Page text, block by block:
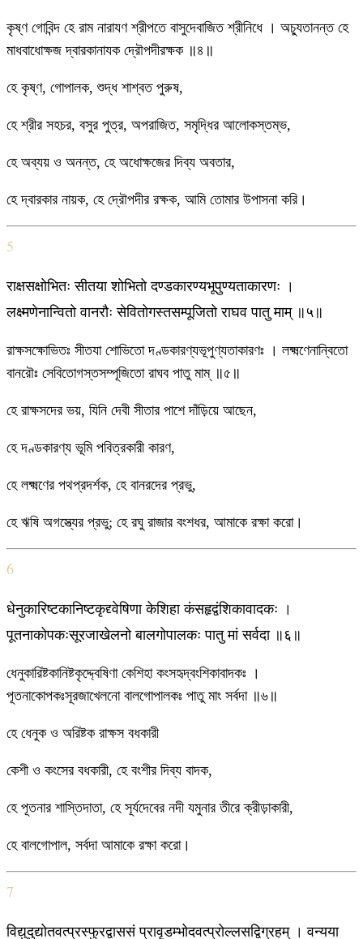
কৃষ্ণ গোবিন্দ হে রাম নারাযণ শ্রীপতে বাসুদেবাজিত শ্রীনিধে । অচ্যুতানন্ত হে
মাধবাধোক্ষজ দ্বারকানাযক দ্রৌপদীরক্ষক ॥৪॥
হে কৃষ্ণ, গোপালক, শুদ্ধ শাশ্বত পুরুষ,
হে শ্রীর সহচর, বসুর পুত্র, অপরাজিত, সমৃদ্ধির আলোকস্তম্ভ,
হে অব্যয় ও অনন্ত, হে অধোক্ষজের দিব্য অবতার,
হে দ্বারকার নায়ক, হে দ্রৌপদীর রক্ষক, আমি তোমার উপাসনা করি।
5
राक्षसक्षोभितः सीतया शोभितो दण्डकारण्यभूपुण्यताकारणः ।
लक्ष्मणेनान्वितो वानरौः सेवितोगस्तसम्पूजितो राघव पातु माम् ॥५॥
রাক্ষসক্ষোভিতঃ সীতযা শোভিতো দণ্ডকারণ্যভূপুণ্যতাকারণঃ । লক্ষ্মণেনান্বিতো
বানরৌঃ সেবিতোগস্তসম্পূজিতো রাঘব পাতু মাম্ ॥৫॥
হে রাক্ষসদের ভয়, যিনি দেবী সীতার পাশে দাঁড়িয়ে আছেন,
হে দণ্ডকারণ্য ভূমি পবিত্রকারী কারণ,
হে লক্ষ্মণের পথপ্রদর্শক, হে বানরদের প্রভু,
হে ঋষি অগস্ত্যের প্রভু; হে রঘু রাজার বংশধর, আমাকে রক্ষা করো।
6
धेनुकारिष्टकानिष्टकृद्द्वेषिणा केशिहा कंसहृद्वंशिकावादकः ।
पूतनाकोपकःसूरजाखेलनो बालगोपालकः पातु मां सर्वदा ॥६॥
ধেনুকারিষ্টকানিষ্টকৃদ্দ্বেষিণা কেশিহা কংসহৃদ্বংশিকাবাদকঃ ।
পূতনাকোপকঃসূরজাখেলনো বালগোপালকঃ পাতু মাং সর্বদা ॥৬॥
হে ধেনুক ও অরিষ্টক রাক্ষস বধকারী
কেশী ও কংসের বধকারী, হে বংশীর দিব্য বাদক,
হে পূতনার শাস্তিদাতা, হে সূর্যদেবের নদী যমুনার তীরে ক্রীড়াকারী,
হে বালগোপাল, সর্বদা আমাকে রক্ষা করো।
7
विद्युदुद्योतवत्प्रस्फुरद्वाससं प्रावृडम्भोदवत्प्रोल्लसद्विग्रहम् । वन्यया